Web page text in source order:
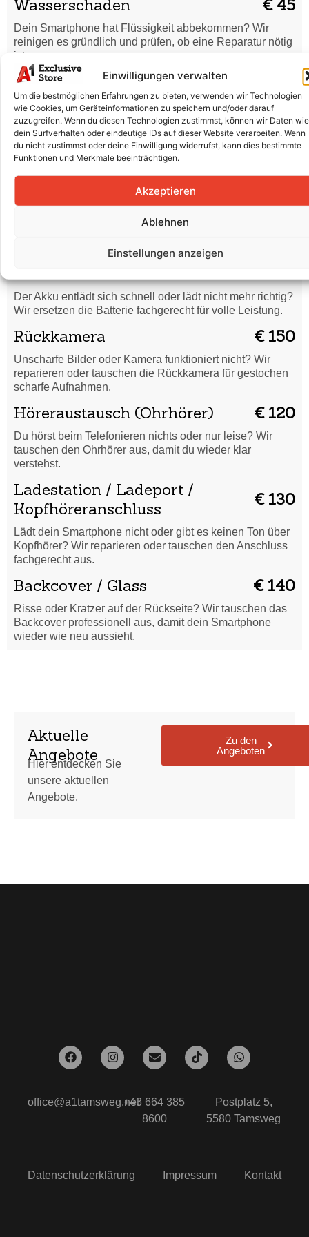
Einwilligungen verwalten
Um die bestmöglichen Erfahrungen zu bieten, verwenden wir Technologien
wie Cookies, um Geräteinformationen zu speichern und/oder darauf
zuzugreifen. Wenn du diesen Technologien zustimmst, können wir Daten wie
dein Surfverhalten oder eindeutige IDs auf dieser Website verarbeiten. Wenn
du nicht zustimmst oder deine Einwilligung widerrufst, kann dies bestimmte
Funktionen und Merkmale beeinträchtigen.
Akzeptieren
Ablehnen
Einstellungen anzeigen
Wasserschaden € 45
Dein Smartphone hat Flüssigkeit abbekommen? Wir
reinigen es gründlich und prüfen, ob eine Reparatur nötig
ist.
Code vergessen /
Formatierung
€ 40
Du hast deinen Entsperrcode vergessen oder dein
Smartphone startet nicht richtig? Wir setzen es sicher
zurück und bringen es wieder in Ordnung.
Displaytausch (Glas + LCD +
Risse, Kratzer oder ein defektes Display? Wir tauschen
wieder wie neu aussieht.
Der Akku entlädt sich schnell oder lädt nicht mehr richtig?
Wir ersetzen die Batterie fachgerecht für volle Leistung.
Rückkamera € 150
Unscharfe Bilder oder Kamera funktioniert nicht? Wir
reparieren oder tauschen die Rückkamera für gestochen
scharfe Aufnahmen.
Höreraustausch (Ohrhörer) € 120
Du hörst beim Telefonieren nichts oder nur leise? Wir
tauschen den Ohrhörer aus, damit du wieder klar
verstehst.
Ladestation / Ladeport /
Kopfhöreranschluss
€ 130
Lädt dein Smartphone nicht oder gibt es keinen Ton über
Kopfhörer? Wir reparieren oder tauschen den Anschluss
fachgerecht aus.
Backcover / Glass € 140
Risse oder Kratzer auf der Rückseite? Wir tauschen das
Backcover professionell aus, damit dein Smartphone
wieder wie neu aussieht.
Aktuelle
Angebote
Hier entdecken Sie
unsere aktuellen
Angebote.
Zu den
Angeboten
office@a1tamsweg.net+43 664 385
8600
Postplatz 5,
5580 Tamsweg
Datenschutzerklärung Impressum Kontakt